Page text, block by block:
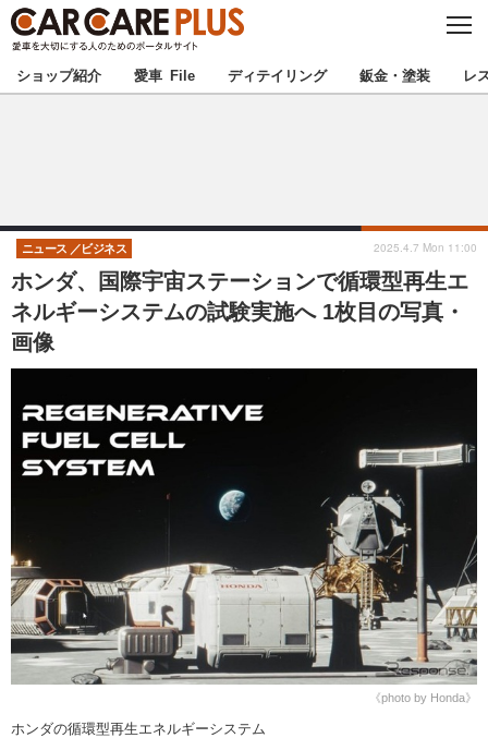
C
S
E
★カーケアプラス認定★ 厳選プロショップを地域から探す
甲信越 北陸
東海 関西
注目の記事
ショップレポート 愛車 File
ストップ！不具合修理＆粗悪修理
鈑金・塗装
洗車
ヘッドライト磨き コーティング
フィルム・ラッピング
小キズ直し 防錆
特集記事
ストップ 不具合修理＆粗悪修理
カーメーカー「旧車」関連プロジェ
クト
ショップ紹介
ショップレポート プロショップ検索
レストア
カーメーカー「旧車」関連プロジ
イベント
ショップ紹介 愛車 File ディテイリング 鈑金・塗装 レ
ホンダ、国際宇宙ステーションで循環型再生エ
ネルギーシステムの試験実施へ 1枚目の写真・
画像
ニュース ビジネス 2025.4.7 Mon 11:00
《photo by Honda》
ホンダの循環型再生エネルギーシステム